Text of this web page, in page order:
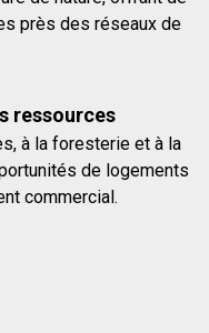
près des réseaux de
ressources
à la foresterie et à la
de logements
commercial.